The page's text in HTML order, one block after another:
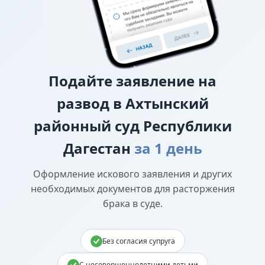
Подайте заявление на
развод в Ахтынский
районный суд Республики
Дагестан за 1 день
Оформление искового заявления и других
необходимых документов для расторжения
брака в суде.
Без согласия супруга